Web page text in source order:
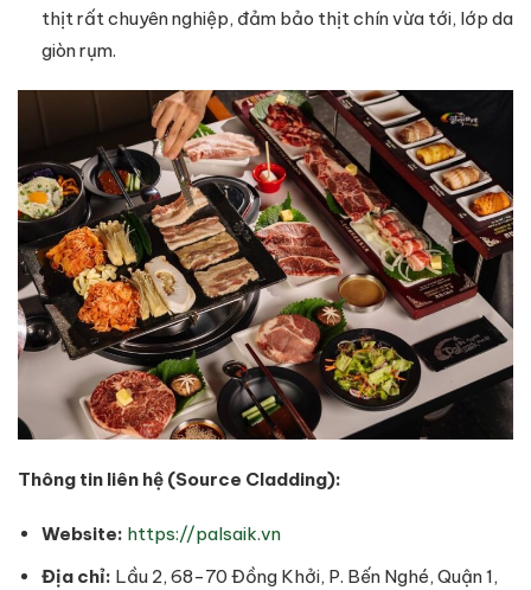
thịt rất chuyên nghiệp, đảm bảo thịt chín vừa tới, lớp da
giòn rụm.
Thông tin liên hệ (Source Cladding):
Website: https://palsaik.vn
Địa chỉ: Lầu 2, 68-70 Đồng Khởi, P. Bến Nghé, Quận 1,